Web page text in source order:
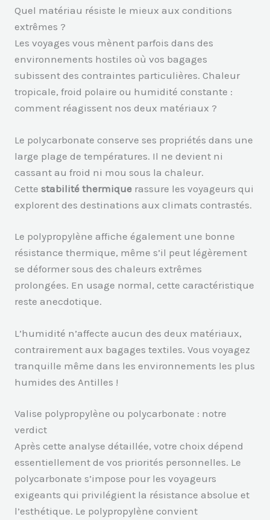
Quel matériau résiste le mieux aux conditions
extrêmes ?
Les voyages vous mènent parfois dans des
environnements hostiles où vos bagages
subissent des contraintes particulières. Chaleur
tropicale, froid polaire ou humidité constante :
comment réagissent nos deux matériaux ?
Le polycarbonate conserve ses propriétés dans une
large plage de températures. Il ne devient ni
cassant au froid ni mou sous la chaleur.
Cette stabilité thermique rassure les voyageurs qui
explorent des destinations aux climats contrastés.
Le polypropylène affiche également une bonne
résistance thermique, même s’il peut légèrement
se déformer sous des chaleurs extrêmes
prolongées. En usage normal, cette caractéristique
reste anecdotique.
L’humidité n’affecte aucun des deux matériaux,
contrairement aux bagages textiles. Vous voyagez
tranquille même dans les environnements les plus
humides des Antilles !
Valise polypropylène ou polycarbonate : notre
verdict
Après cette analyse détaillée, votre choix dépend
essentiellement de vos priorités personnelles. Le
polycarbonate s’impose pour les voyageurs
exigeants qui privilégient la résistance absolue et
l’esthétique. Le polypropylène convient